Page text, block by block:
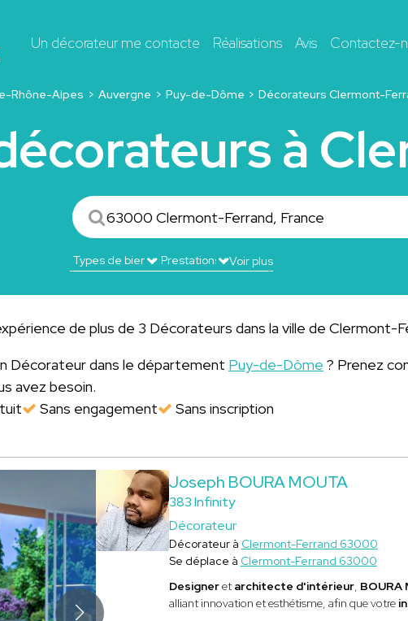
Un décorateur me contacte Réalisations Avis Contactez-
Rhône-Alpes Auvergne Puy-de-Dôme Décorateurs Clermont-
à
Voir plus
de plus de 3 Décorateurs dans la ville de Clermont-
Décorateur dans le département Puy-de-Dôme ? Prenez
avez besoin.
Sans engagement Sans inscription
Joseph BOURA MOUTA
383 Infinity
Décorateur
Décorateur à Clermont-Ferrand 63000
Se déplace à Clermont-Ferrand 63000
Designeret architecte d'intérieur, BOURA
alliant innovation et esthétisme, afin que votre